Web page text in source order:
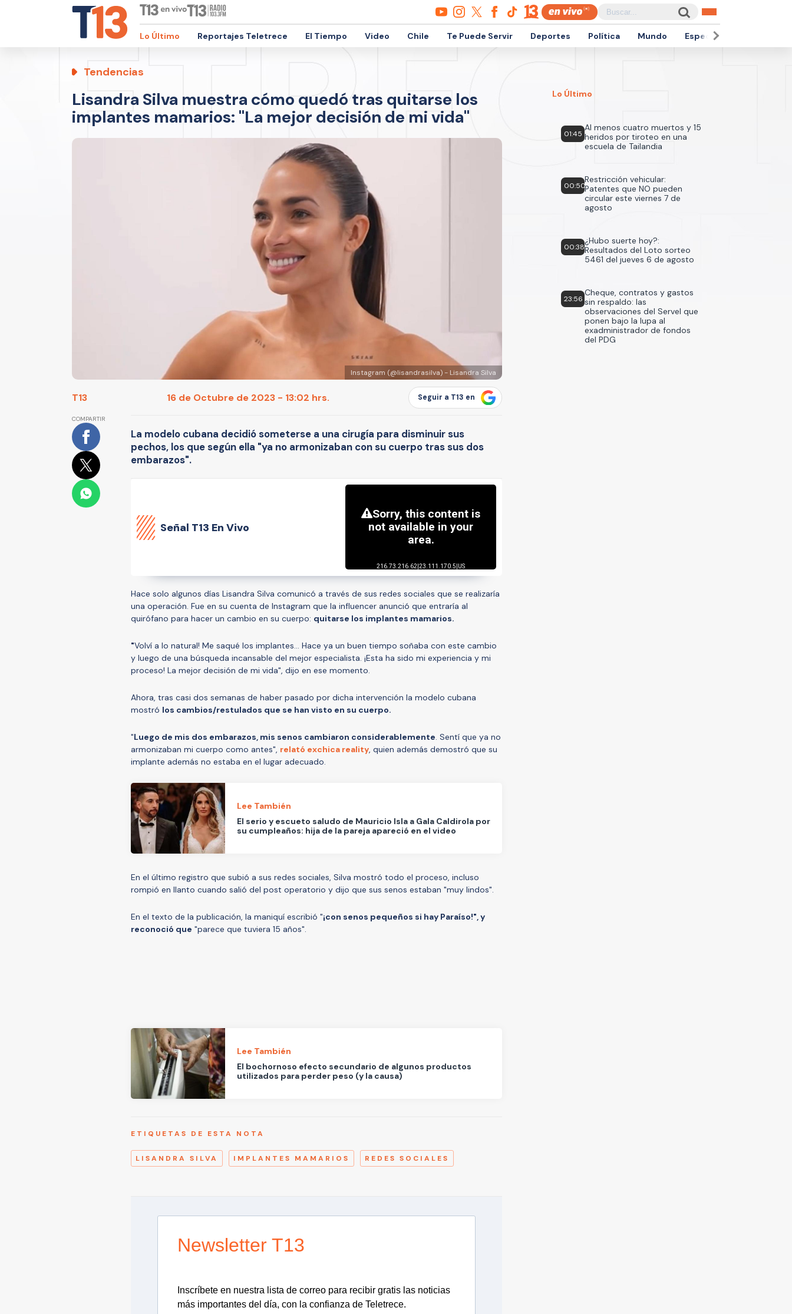
Lo Último Reportajes Teletrece El Tiempo Video Chile Te Puede Servir Deportes Política Mundo Espectáculos
Tendencias
Lisandra Silva muestra cómo quedó tras quitarse los
implantes mamarios: "La mejor decisión de mi vida"
Instagram (@lisandrasilva) - Lisandra Silva
T13 16 de Octubre de 2023 - 13:02 hrs. Seguir a T13 en
COMPARTIR
La modelo cubana decidió someterse a una cirugía para disminuir sus
pechos, los que según ella "ya no armonizaban con su cuerpo tras sus dos
embarazos".
Señal T13 En Vivo
Hace solo algunos días Lisandra Silva comunicó a través de sus redes sociales que se realizaría
una operación. Fue en su cuenta de Instagram que la influencer anunció que entraría al
quirófano para hacer un cambio en su cuerpo: quitarse los implantes mamarios.
"Volví a lo natural! Me saqué los implantes… Hace ya un buen tiempo soñaba con este cambio
y luego de una búsqueda incansable del mejor especialista. ¡Esta ha sido mi experiencia y mi
proceso! La mejor decisión de mi vida", dijo en ese momento.
Ahora, tras casi dos semanas de haber pasado por dicha intervención la modelo cubana
mostró los cambios/restulados que se han visto en su cuerpo.
"Luego de mis dos embarazos, mis senos cambiaron considerablemente. Sentí que ya no
armonizaban mi cuerpo como antes", relató exchica reality, quien además demostró que su
implante además no estaba en el lugar adecuado.
Lee También
El serio y escueto saludo de Mauricio Isla a Gala Caldirola por
su cumpleaños: hija de la pareja apareció en el video
En el último registro que subió a sus redes sociales, Silva mostró todo el proceso, incluso
rompió en llanto cuando salió del post operatorio y dijo que sus senos estaban "muy lindos".
En el texto de la publicación, la maniquí escribió "¡con senos pequeños si hay Paraíso!", y
reconoció que "parece que tuviera 15 años".
Lee También
El bochornoso efecto secundario de algunos productos
utilizados para perder peso (y la causa)
ETIQUETAS DE ESTA NOTA
LISANDRA SILVA IMPLANTES MAMARIOS REDES SOCIALES
Newsletter T13
Inscríbete en nuestra lista de correo para recibir gratis las noticias
más importantes del día, con la confianza de Teletrece.
Lo Último
01:45
Al menos cuatro muertos y 15
heridos por tiroteo en una
escuela de Tailandia
00:50
Restricción vehicular:
Patentes que NO pueden
circular este viernes 7 de
agosto
00:38
¿Hubo suerte hoy?:
Resultados del Loto sorteo
5461 del jueves 6 de agosto
23:56
Cheque, contratos y gastos
sin respaldo: las
observaciones del Servel que
ponen bajo la lupa al
exadministrador de fondos
del PDG